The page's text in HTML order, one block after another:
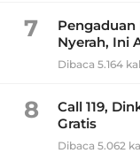
7
Nyerah, Ini
Dibaca 5.164
8
Call 119,
Gratis
Dibaca 5.062